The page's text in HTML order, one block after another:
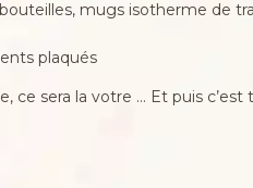
mugs isotherme de
plaqués
ce sera la votre … Et puis c’est